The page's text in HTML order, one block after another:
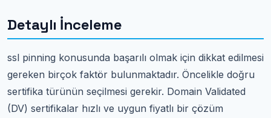
Detaylı İnceleme
ssl pinning konusunda başarılı olmak için dikkat edilmesi
gereken birçok faktör bulunmaktadır. Öncelikle doğru
sertifika türünün seçilmesi gerekir. Domain Validated
(DV) sertifikalar hızlı ve uygun fiyatlı bir çözüm